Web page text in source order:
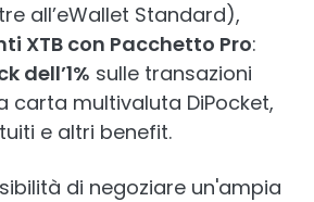
all’eWallet Standard),
XTB con Pacchetto Pro:
dell’1% sulle transazioni
carta multivaluta DiPocket,
e altri benefit.
di negoziare un'ampia